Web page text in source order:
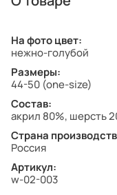
На фото цвет:
нежно-голубой
Размеры:
44-50 (one-size)
Состав:
акрил 80%, шерсть
Страна
Россия
Артикул:
w-02-003